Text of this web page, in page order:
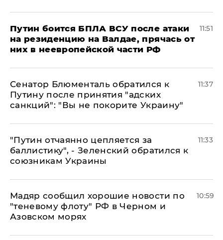
Путин боится БПЛА ВСУ после атаки
на резиденцию на Валдае, прячась от
них в неевропейской части РФ
11:51
Сенатор Блюменталь обратился к
Путину после принятия "адских
санкций": "Вы не покорите Украину"
11:37
"Путин отчаянно цепляется за
баллистику", - Зеленский обратился к
союзникам Украины
11:33
Мадяр сообщил хорошие новости по
"теневому флоту" РФ в Черном и
Азовском морях
10:59